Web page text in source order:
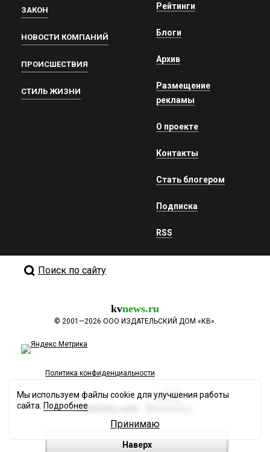
ЗАКОН
НОВОСТИ КОМПАНИЙ
ПРОИСШЕСТВИЯ
СТИЛЬ ЖИЗНИ
Рейтинги
Блоги
Архив
Размещение
рекламы
О проекте
Контакты
Стать блогером
Подписка
RSS
Поиск по сайту
kvnews.ru
© 2001—2026 ООО ИЗДАТЕЛЬСКИЙ ДОМ «КВ».
Политика конфиденциальности
Разработка сайта
Наверх
Мы используем файлы cookie для улучшения работы
сайта. Подробнее
Принимаю